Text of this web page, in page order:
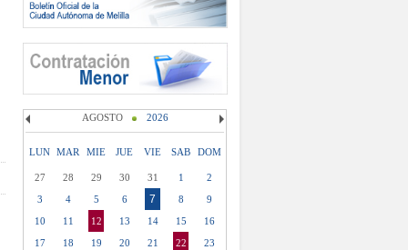
AGOSTO 2026
LUN MAR MIE JUE VIE SAB DOM
27 28 29 30 31 1
2
3
4 5 6 7 8
9
10
11 12 13 14 15
16
17
18 19 20 21 22
23